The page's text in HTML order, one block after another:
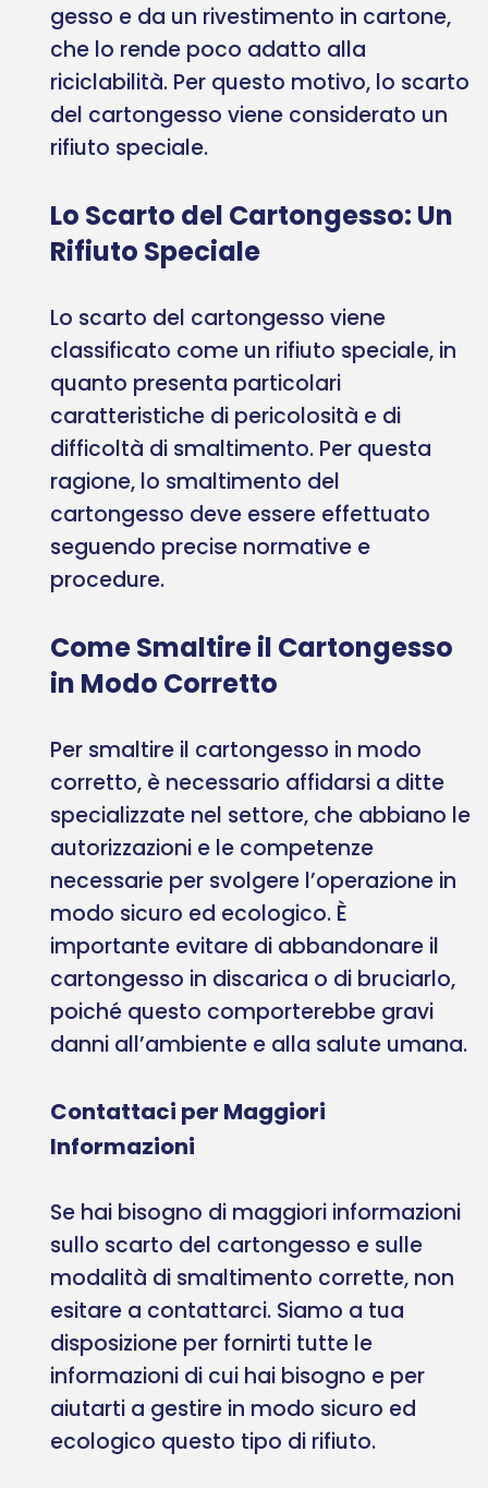
gesso e da un rivestimento in cartone,
che lo rende poco adatto alla
riciclabilità. Per questo motivo, lo scarto
del cartongesso viene considerato un
rifiuto speciale.
Lo Scarto del Cartongesso: Un
Rifiuto Speciale
Lo scarto del cartongesso viene
classificato come un rifiuto speciale, in
quanto presenta particolari
caratteristiche di pericolosità e di
difficoltà di smaltimento. Per questa
ragione, lo smaltimento del
cartongesso deve essere effettuato
seguendo precise normative e
procedure.
Come Smaltire il Cartongesso
in Modo Corretto
Per smaltire il cartongesso in modo
corretto, è necessario affidarsi a ditte
specializzate nel settore, che abbiano le
autorizzazioni e le competenze
necessarie per svolgere l’operazione in
modo sicuro ed ecologico. È
importante evitare di abbandonare il
cartongesso in discarica o di bruciarlo,
poiché questo comporterebbe gravi
danni all’ambiente e alla salute umana.
Contattaci per Maggiori
Informazioni
Se hai bisogno di maggiori informazioni
sullo scarto del cartongesso e sulle
modalità di smaltimento corrette, non
esitare a contattarci. Siamo a tua
disposizione per fornirti tutte le
informazioni di cui hai bisogno e per
aiutarti a gestire in modo sicuro ed
ecologico questo tipo di rifiuto.